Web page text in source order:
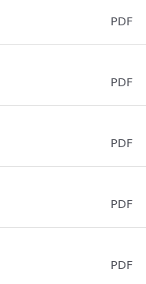
PDF
PDF
PDF
PDF
PDF